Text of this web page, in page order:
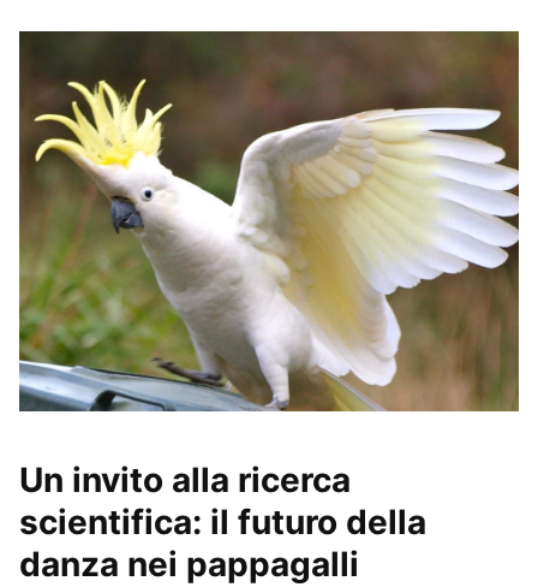
Un invito alla ricerca
scientifica: il futuro della
danza nei pappagalli